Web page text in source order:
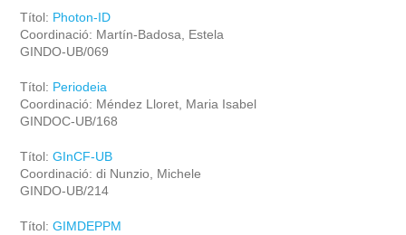
Títol: Photon-ID
Coordinació: Martín-Badosa, Estela
GINDO-UB/069
Títol: Periodeia
Coordinació: Méndez Lloret, Maria Isabel
GINDOC-UB/168
Títol: GInCF-UB
Coordinació: di Nunzio, Michele
GINDO-UB/214
Títol: GIMDEPPM